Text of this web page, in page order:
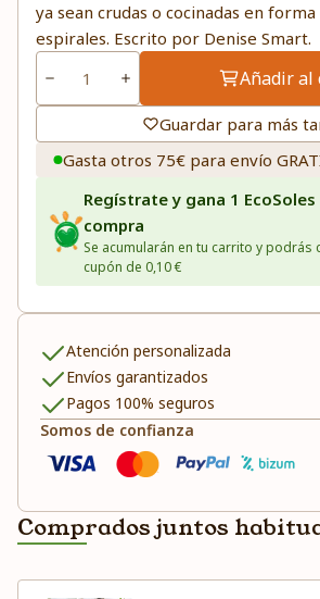
ya sean crudas o cocinadas en
espirales. Escrito por Denise Smart.
Añadir al
Guardar para más
Gasta otros 75€ para envío
Regístrate y gana 1
compra
Se acumularán en tu carrito y podrás
cupón de 0,10 €
Atención personalizada
Envíos garantizados
Pagos 100% seguros
Somos de confianza
Comprados juntos